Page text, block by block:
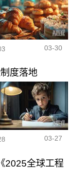
03-30
度落地
03-27
2025全球工程